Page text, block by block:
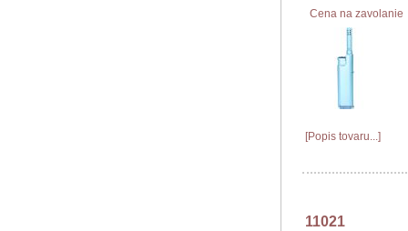
Cena na zavolanie
[Popis tovaru...]
11021